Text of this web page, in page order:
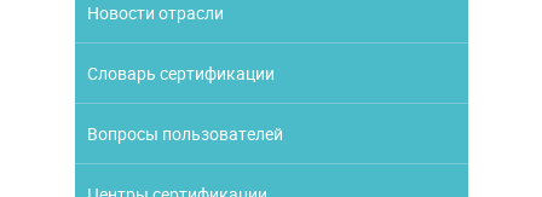
Новости отрасли
Словарь сертификации
Вопросы пользователей